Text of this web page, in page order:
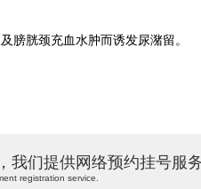
膀胱颈充血水肿而诱发尿潴留。
我们提供网络预约挂号服务
registration service.